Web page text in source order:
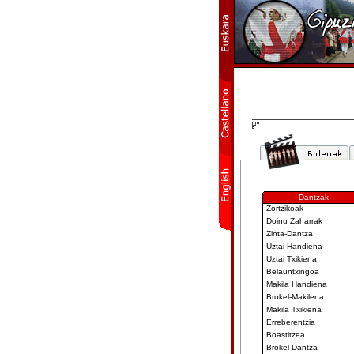
Dantzak
Zortzikoak
Doinu Zaharrak
Zinta-Dantza
Uztai Handiena
Uztai Txikiena
Belauntxingoa
Makila Handiena
Brokel-Makilena
Makila Txikiena
Erreberentzia
Boastitzea
Brokel-Dantza